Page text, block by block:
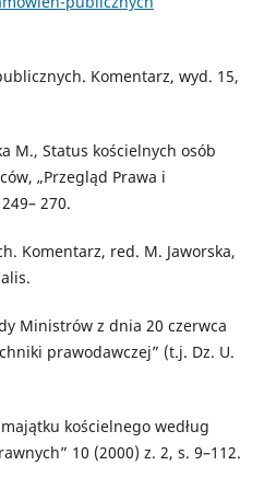
Komentarz, wyd. 15,
M., Status kościelnych osób
„Przegląd Prawa i
270.
Komentarz, red. M. Jaworska,
Ministrów z dnia 20 czerwca
prawodawczej” (t.j. Dz. U.
kościelnego według
10 (2000) z. 2, s. 9–112.